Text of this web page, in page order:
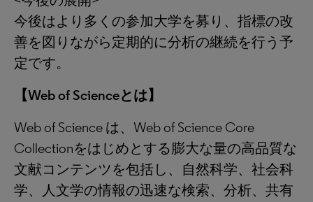
今後はより多くの参加大学を募り、指標の改
善を図りながら定期的に分析の継続を行う予
定です。
【Web of Scienceとは】
Web of Science は、Web of Science Core
Collectionをはじめとする膨大な量の高品質な
文献コンテンツを包括し、自然科学、社会科
学、人文学の情報の迅速な検索、分析、共有